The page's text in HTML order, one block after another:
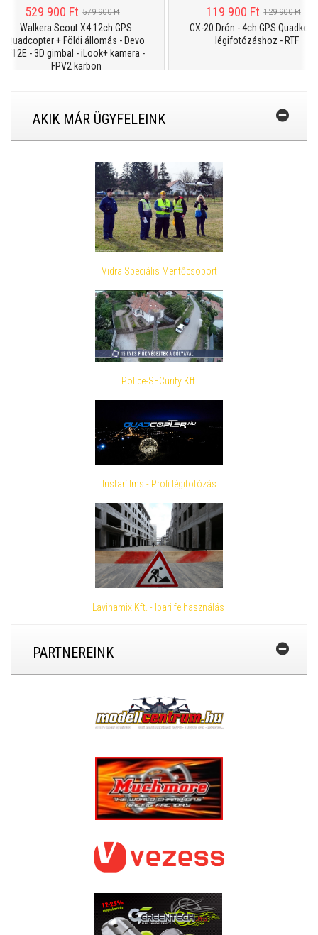
529 900 Ft 579 900 Ft
Walkera Scout X4 12ch GPS
+ Földi állomás - Devo
- 3D gimbal - iLook+ kamera -
FPV2 karbon
119 900 Ft 129 900 Ft
CX-20 Drón - 4ch GPS Quadkopter
légifotózáshoz - RTF
AKIK MÁR ÜGYFELEINK
Vidra Speciális Mentőcsoport
Police-SECurity Kft.
Instarfilms - Profi légifotózás
Lavinamix Kft. - Ipari felhasználás
PARTNEREINK